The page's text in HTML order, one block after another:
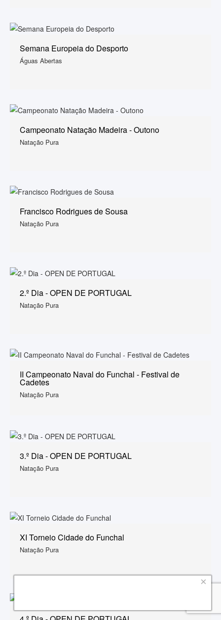
Semana Europeia do Desporto
Águas Abertas
Campeonato Natação Madeira - Outono
Natação Pura
Francisco Rodrigues de Sousa
Natação Pura
2.º Dia - OPEN DE PORTUGAL
Natação Pura
II Campeonato Naval do Funchal - Festival de
Cadetes
Natação Pura
3.º Dia - OPEN DE PORTUGAL
Natação Pura
XI Torneio Cidade do Funchal
Natação Pura
×